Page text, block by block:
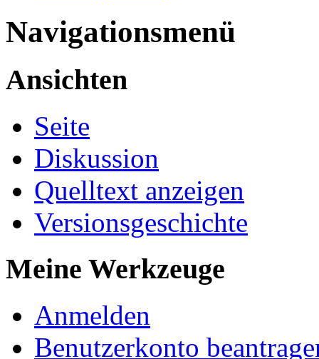
Navigationsmenü
Ansichten
Seite
Diskussion
Quelltext anzeigen
Versionsgeschichte
Meine Werkzeuge
Anmelden
Benutzerkonto